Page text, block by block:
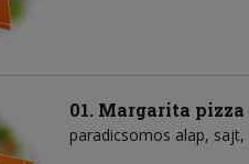
01. Margarita pizza
paradicsomos alap sajt